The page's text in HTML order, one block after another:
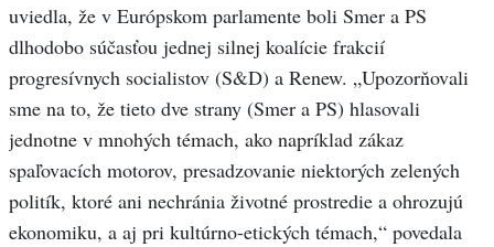
uviedla, že v Európskom parlamente boli Smer a PS
dlhodobo súčasťou jednej silnej koalície frakcií
progresívnych socialistov (S&D) a Renew. „Upozorňovali
sme na to, že tieto dve strany (Smer a PS) hlasovali
jednotne v mnohých témach, ako napríklad zákaz
spaľovacích motorov, presadzovanie niektorých zelených
politík, ktoré ani nechránia životné prostredie a ohrozujú
ekonomiku, a aj pri kultúrno-etických témach,“ povedala